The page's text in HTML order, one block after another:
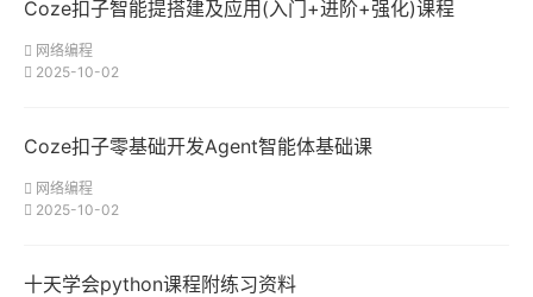
Coze扣子智能提搭建及应用(入门+进阶+强化)课程
网络编程
2025-10-02
Coze扣子零基础开发Agent智能体基础课
网络编程
2025-10-02
十天学会python课程附练习资料